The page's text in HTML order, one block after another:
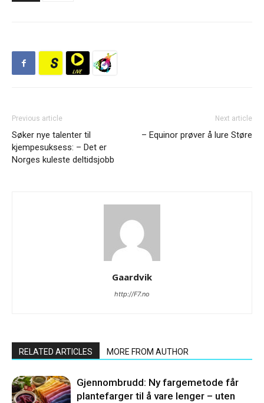
Previous article
Søker nye talenter til
kjempesuksess: – Det er
Norges kuleste deltidsjobb
Next article
– Equinor prøver å lure Støre
Gaardvik
http://F7.no
RELATED ARTICLES MORE FROM AUTHOR
Gjennombrudd: Ny fargemetode får
plantefarger til å vare lenger – uten